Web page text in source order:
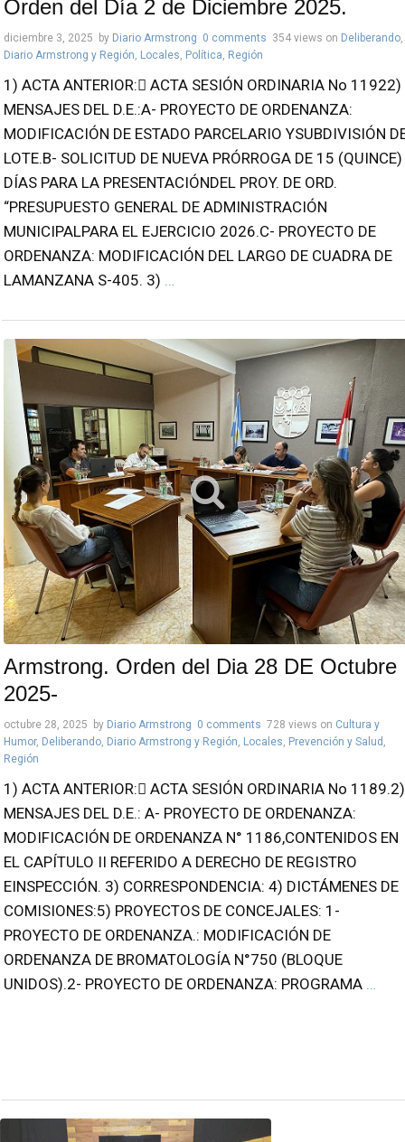
Orden del Día 2 de Diciembre 2025.
diciembre 3, 2025 by Diario Armstrong 0 comments 354 views on Deliberando,
Diario Armstrong y Región, Locales, Política, Región
1) ACTA ANTERIOR: ACTA SESIÓN ORDINARIA No 11922)
MENSAJES DEL D.E.:A- PROYECTO DE ORDENANZA:
MODIFICACIÓN DE ESTADO PARCELARIO YSUBDIVISIÓN
LOTE.B- SOLICITUD DE NUEVA PRÓRROGA DE 15 (QUINCE)
DÍAS PARA LA PRESENTACIÓNDEL PROY. DE ORD.
“PRESUPUESTO GENERAL DE ADMINISTRACIÓN
MUNICIPALPARA EL EJERCICIO 2026.C- PROYECTO DE
ORDENANZA: MODIFICACIÓN DEL LARGO DE CUADRA DE
LAMANZANA S-405. 3) …
Armstrong. Orden del Dia 28 DE Octubre
2025-
octubre 28, 2025 by Diario Armstrong 0 comments 728 views on Cultura y
Humor, Deliberando Diario Armstrong y Región Locales Prevención y Salud
Región
1) ACTA ANTERIOR: ACTA SESIÓN ORDINARIA No 1189.2)
MENSAJES DEL D.E.: A- PROYECTO DE ORDENANZA:
MODIFICACIÓN DE ORDENANZA N° 1186,CONTENIDOS EN
EL CAPÍTULO II REFERIDO A DERECHO DE REGISTRO
EINSPECCIÓN. 3) CORRESPONDENCIA: 4) DICTÁMENES DE
COMISIONES:5) PROYECTOS DE CONCEJALES: 1-
PROYECTO DE ORDENANZA.: MODIFICACIÓN DE
ORDENANZA DE BROMATOLOGÍA N°750 (BLOQUE
UNIDOS).2- PROYECTO DE ORDENANZA: PROGRAMA